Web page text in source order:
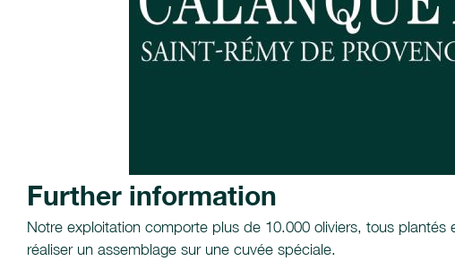
Further information
Notre exploitation comporte plus de 10.000 oliviers, tous
réaliser un assemblage sur une cuvée spéciale.